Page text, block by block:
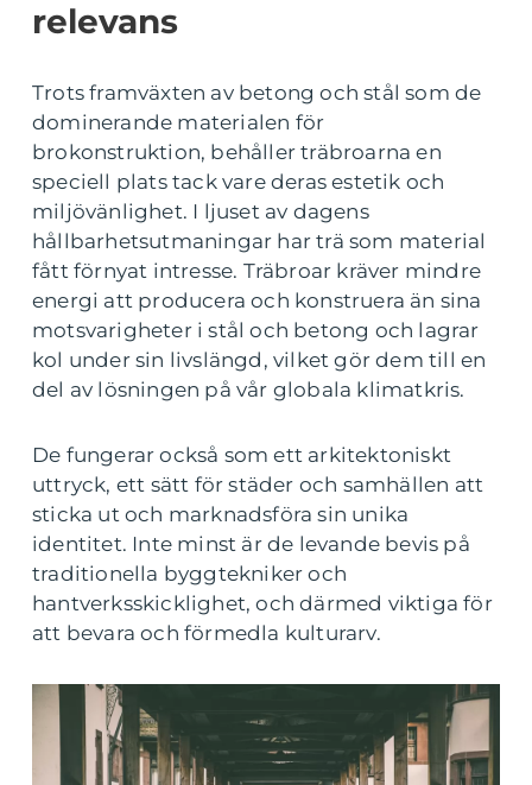
relevans
Trots framväxten av betong och stål som de
dominerande materialen för
brokonstruktion, behåller träbroarna en
speciell plats tack vare deras estetik och
miljövänlighet. I ljuset av dagens
hållbarhetsutmaningar har trä som material
fått förnyat intresse. Träbroar kräver mindre
energi att producera och konstruera än sina
motsvarigheter i stål och betong och lagrar
kol under sin livslängd, vilket gör dem till en
del av lösningen på vår globala klimatkris.
De fungerar också som ett arkitektoniskt
uttryck, ett sätt för städer och samhällen att
sticka ut och marknadsföra sin unika
identitet. Inte minst är de levande bevis på
traditionella byggtekniker och
hantverksskicklighet, och därmed viktiga för
att bevara och förmedla kulturarv.